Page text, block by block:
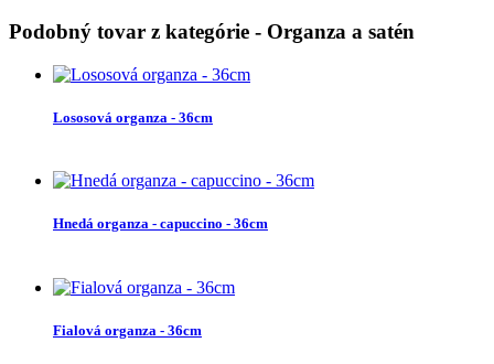
Podobný tovar z kategórie - Organza a satén
Lososová organza - 36cm
Hnedá organza - capuccino - 36cm
Fialová organza - 36cm